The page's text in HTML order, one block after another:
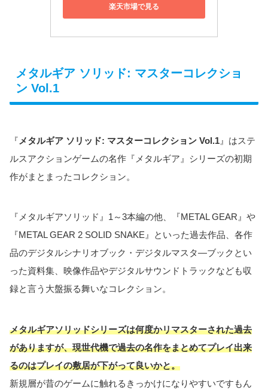
楽天市場で見る
メタルギア ソリッド: マスターコレクショ
ン Vol.1
『 メタルギア ソリッド: マスターコレクション Vol.1 』はステ
ルスアクションゲームの名作『メタルギア』シリーズの初期
作がまとまったコレクション。
『メタルギアソリッド』1～3本編の他、『METAL GEAR』や
『METAL GEAR 2 SOLID SNAKE』といった過去作品、各作
品のデジタルシナリオブック・デジタルマスタ―ブックとい
った資料集、映像作品やデジタルサウンドトラックなども収
録と言う大盤振る舞いなコレクション。
メタルギアソリッドシリーズは何度かリマスターされた過去
がありますが、現世代機で過去の名作をまとめてプレイ出来
るのはプレイの敷居が下がって良いかと。
新規層が昔のゲームに触れるきっかけになりやすいですもん